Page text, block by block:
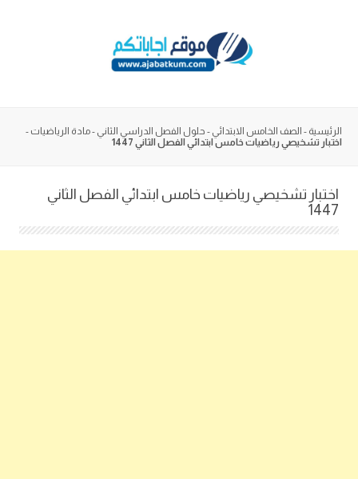
الرئيسية - الصف الخامس الابتدائي - حلول الفصل الدراسي الثاني -مادة الرياضيات -
اختبار تشخيصي رياضيات خامس ابتدائي الفصل الثاني 1447
اختبار تشخيصي رياضيات خامس ابتدائي الفصل الثاني
1447